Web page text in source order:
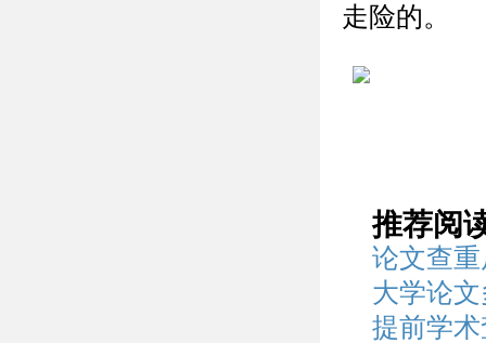
走险的。
推荐阅
论文查
大学论
提前学